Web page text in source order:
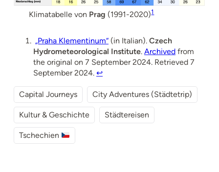
Klimatabelle von Prag (1991-2020)1
„Praha Klementinum“ (in Italian). Czech
Hydrometeorological Institute. Archived from
the original on 7 September 2024. Retrieved 7
September 2024. ↩︎
Capital Journeys City Adventures (Städtetrip)
Kultur & Geschichte Städtereisen
Tschechien